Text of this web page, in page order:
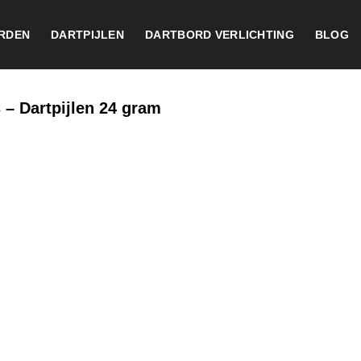
DARTPIJLEN DARTBORD VERLICHTING BLOG
Dartpijlen 24 gram